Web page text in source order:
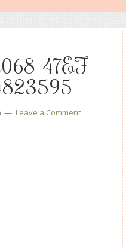
47EF-
Leave a Comment